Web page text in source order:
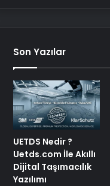
Son Yazılar
UETDS Nedir ?
Uetds.com İle Akıllı
Dijital Taşımacılık
Yazılımı